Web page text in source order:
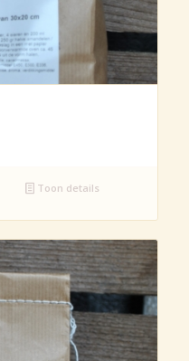
Toon details